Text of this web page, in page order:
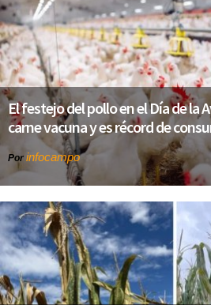
El festejo del pollo en el Día de la
carne vacuna y es récord de
Por infocampo